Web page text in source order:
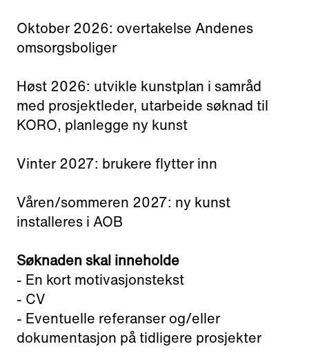
Oktober 2026: overtakelse Andenes
omsorgsboliger
Høst 2026: utvikle kunstplan i samråd
med prosjektleder, utarbeide søknad til
KORO, planlegge ny kunst
Vinter 2027: brukere flytter inn
Våren/sommeren 2027: ny kunst
installeres i AOB
Søknaden skal inneholde
- En kort motivasjonstekst
- CV
- Eventuelle referanser og/eller
dokumentasjon på tidligere prosjekter